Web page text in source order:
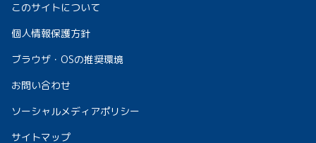
このサイトについて
個人情報保護方針
ブラウザ・OSの推奨環境
お問い合わせ
ソーシャルメディアポリシー
サイトマップ